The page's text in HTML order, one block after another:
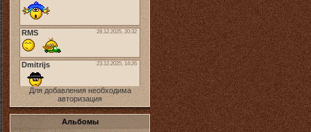
Для добавления необходима
авторизация
Альбомы